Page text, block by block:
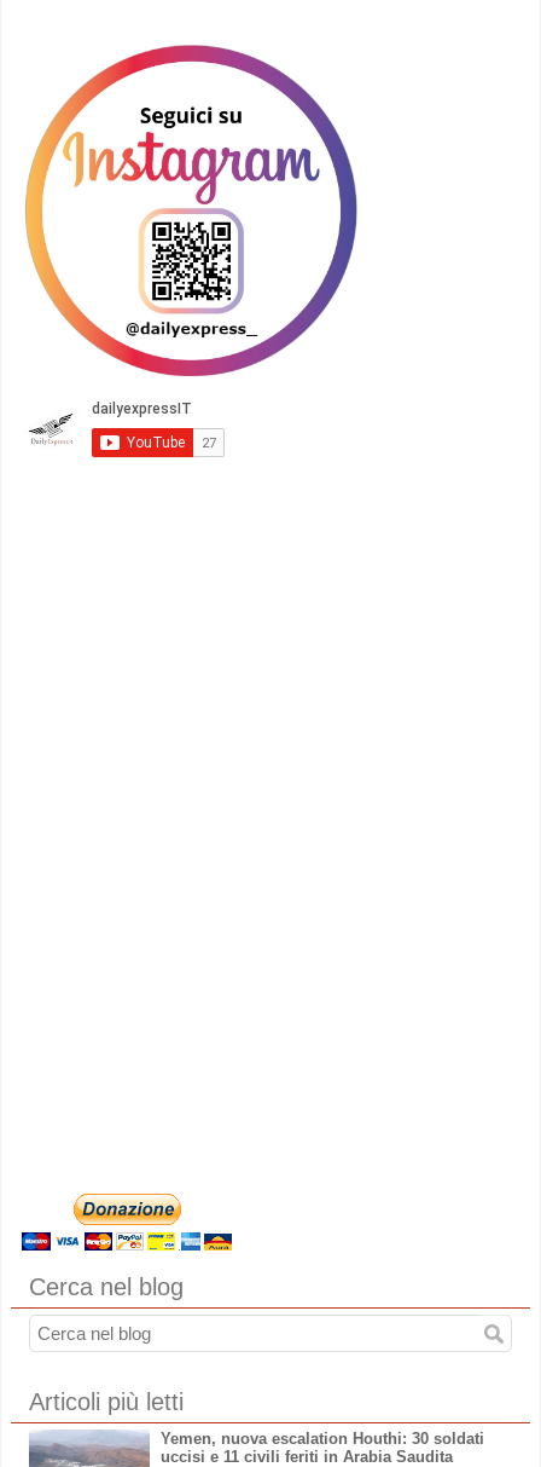
Cerca nel blog
Articoli più letti
Yemen, nuova escalation Houthi: 30 soldati
uccisi e 11 civili feriti in Arabia Saudita